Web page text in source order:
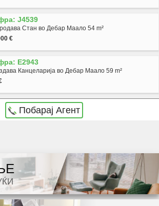
J4539
Стан во Дебар Маало 54 m²
€
E2943
Канцеларија во Дебар Маало 59 m²
Побарај Агент
prostor ova e vistinskoto mesto da ja zapocnete vasata